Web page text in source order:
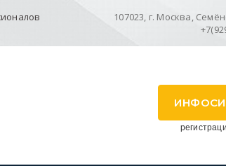
107023, г. Москва,